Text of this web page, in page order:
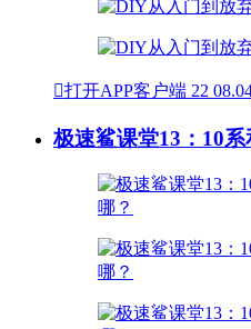
打开APP客户端 22
极速鲨课堂13：10